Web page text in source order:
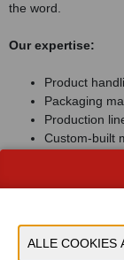
the word.
Our expertise:
Product
Packaging
Production
Custom-built
With more than 40
building, we offer a